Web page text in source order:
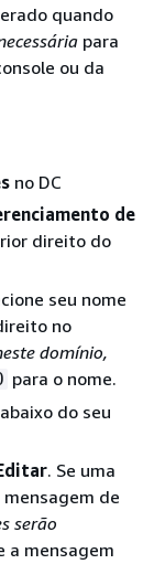
quando
para
ou da
no DC
de
direito do
seu nome
no
domínio,
para o nome.
do seu
. Se uma
de
serão
a mensagem